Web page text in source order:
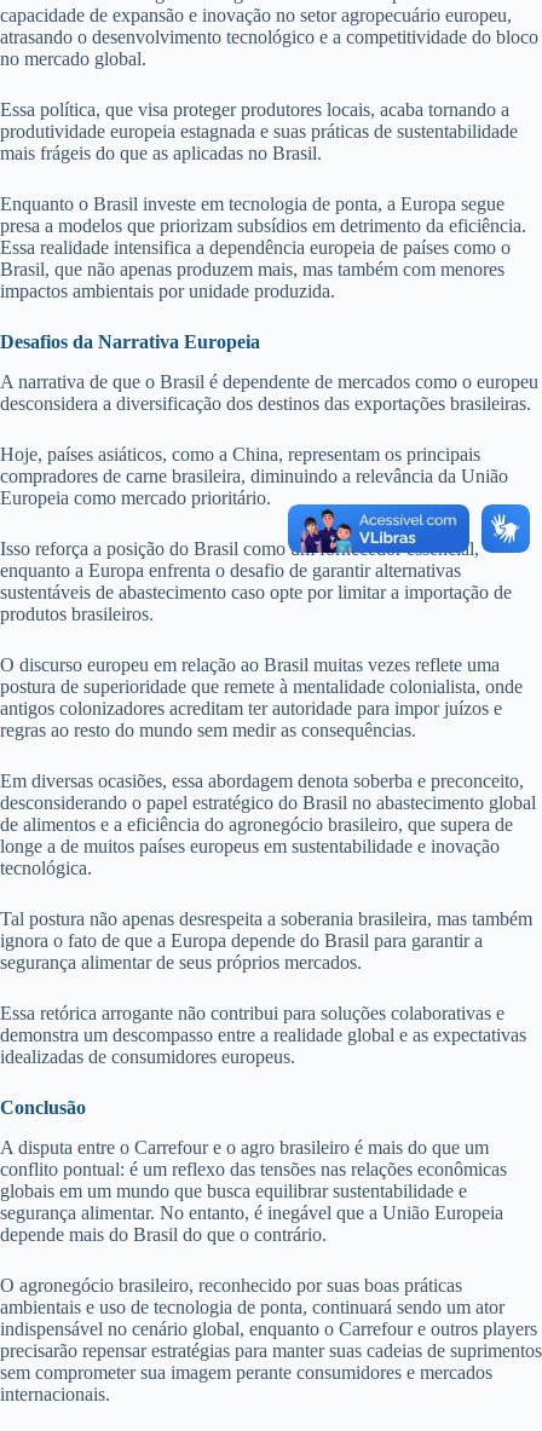
capacidade de expansão e inovação no setor agropecuário europeu,
atrasando o desenvolvimento tecnológico e a competitividade do bloco
no mercado global.
Essa política, que visa proteger produtores locais, acaba tornando a
produtividade europeia estagnada e suas práticas de sustentabilidade
mais frágeis do que as aplicadas no Brasil.
Enquanto o Brasil investe em tecnologia de ponta, a Europa segue
presa a modelos que priorizam subsídios em detrimento da eficiência.
Essa realidade intensifica a dependência europeia de países como o
Brasil, que não apenas produzem mais, mas também com menores
impactos ambientais por unidade produzida.
Desafios da Narrativa Europeia
A narrativa de que o Brasil é dependente de mercados como o europeu
desconsidera a diversificação dos destinos das exportações brasileiras.
Hoje, países asiáticos, como a China, representam os principais
compradores de carne brasileira, diminuindo a relevância da União
Europeia como mercado prioritário.
Isso reforça a posição do Brasil como um fornecedor essencial,
enquanto a Europa enfrenta o desafio de garantir alternativas
sustentáveis de abastecimento caso opte por limitar a importação de
produtos brasileiros.
O discurso europeu em relação ao Brasil muitas vezes reflete uma
postura de superioridade que remete à mentalidade colonialista, onde
antigos colonizadores acreditam ter autoridade para impor juízos e
regras ao resto do mundo sem medir as consequências.
Em diversas ocasiões, essa abordagem denota soberba e preconceito,
desconsiderando o papel estratégico do Brasil no abastecimento global
de alimentos e a eficiência do agronegócio brasileiro, que supera de
longe a de muitos países europeus em sustentabilidade e inovação
tecnológica.
Tal postura não apenas desrespeita a soberania brasileira, mas também
ignora o fato de que a Europa depende do Brasil para garantir a
segurança alimentar de seus próprios mercados.
Essa retórica arrogante não contribui para soluções colaborativas e
demonstra um descompasso entre a realidade global e as expectativas
idealizadas de consumidores europeus.
Conclusão
A disputa entre o Carrefour e o agro brasileiro é mais do que um
conflito pontual: é um reflexo das tensões nas relações econômicas
globais em um mundo que busca equilibrar sustentabilidade e
segurança alimentar. No entanto, é inegável que a União Europeia
depende mais do Brasil do que o contrário.
O agronegócio brasileiro, reconhecido por suas boas práticas
ambientais e uso de tecnologia de ponta, continuará sendo um ator
indispensável no cenário global, enquanto o Carrefour e outros players
precisarão repensar estratégias para manter suas cadeias de suprimentos
sem comprometer sua imagem perante consumidores e mercados
internacionais.